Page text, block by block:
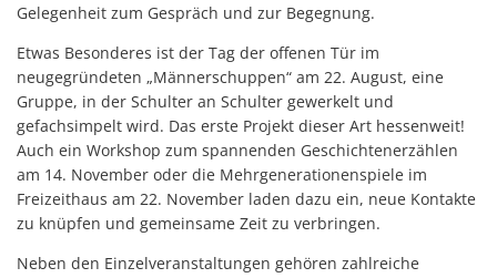
Gelegenheit zum Gespräch und zur Begegnung.
Etwas Besonderes ist der Tag der offenen Tür im
neugegründeten „Männerschuppen“ am 22. August, eine
Gruppe, in der Schulter an Schulter gewerkelt und
gefachsimpelt wird. Das erste Projekt dieser Art hessenweit!
Auch ein Workshop zum spannenden Geschichtenerzählen
am 14. November oder die Mehrgenerationenspiele im
Freizeithaus am 22. November laden dazu ein, neue Kontakte
zu knüpfen und gemeinsame Zeit zu verbringen.
Neben den Einzelveranstaltungen gehören zahlreiche